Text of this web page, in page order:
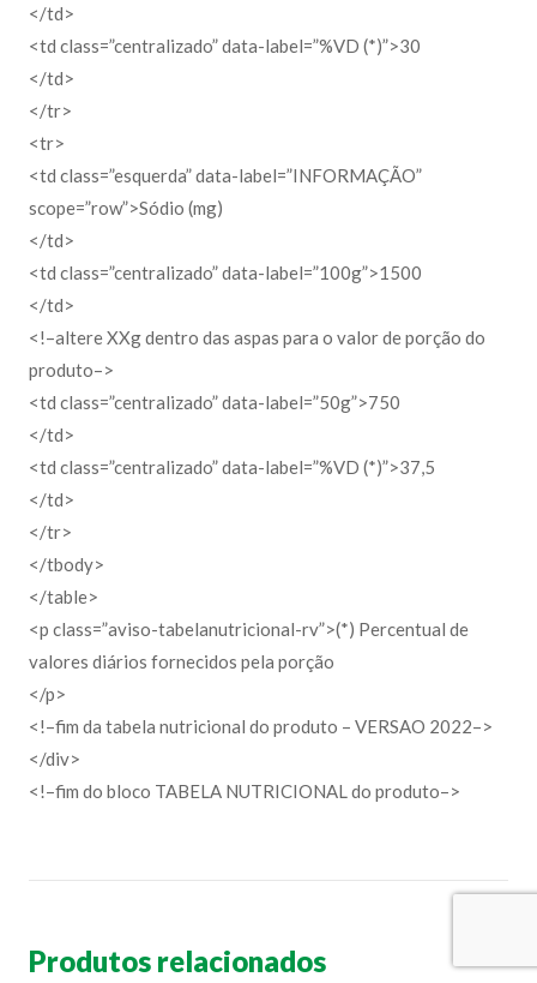
</td>
<td class=”centralizado” data-label=”%VD (*)”>30
</td>
</tr>
<tr>
<td class=”esquerda” data-label=”INFORMAÇÃO”
scope=”row”>Sódio (mg)
</td>
<td class=”centralizado” data-label=”100g”>1500
</td>
<!–altere XXg dentro das aspas para o valor de porção do
produto–>
<td class=”centralizado” data-label=”50g”>750
</td>
<td class=”centralizado” data-label=”%VD (*)”>37,5
</td>
</tr>
</tbody>
</table>
<p class=”aviso-tabelanutricional-rv”>(*) Percentual de
valores diários fornecidos pela porção
</p>
<!–fim da tabela nutricional do produto – VERSAO 2022–>
</div>
<!–fim do bloco TABELA NUTRICIONAL do produto–>
Produtos relacionados